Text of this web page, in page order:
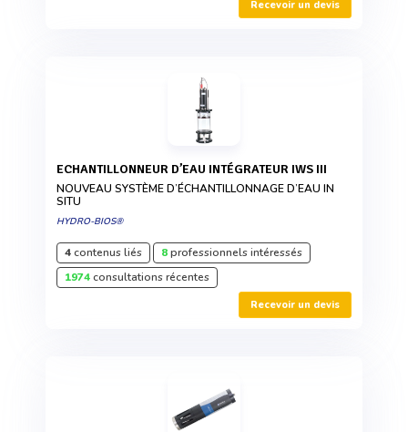
Recevoir un devis
ECHANTILLONNEUR D’EAU INTÉGRATEUR IWS III
NOUVEAU SYSTÈME D’ÉCHANTILLONNAGE D’EAU IN
SITU
HYDRO-BIOS®
4contenus liés 8professionnels intéressés
1974consultations récentes
Recevoir un devis